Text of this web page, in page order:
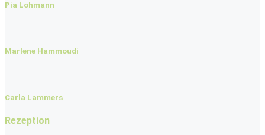
Pia Lohmann
Marlene Hammoudi
Carla Lammers
Rezeption